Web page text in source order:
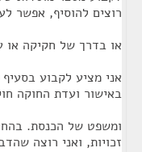
רוצים להוסיף, אפשר
או בדרך של חקיקה או
אני מציע לקבוע
באישור ועדת החוקה
ומשפט של הכנסת.
זכויות, ואני רוצה